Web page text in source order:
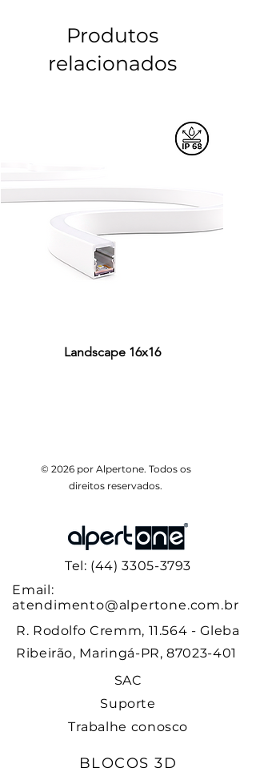
10050
CONECTOR
"V"
Produtos
relacionados
Landscape 16x16
Aquaneon 16,5x16,5
Aquaneon 21x11,5
DuaLine 240LED/M
Sequencial 120LED/M
RGB 60LED/M
Light PRO+ 240LED/M
Light PRO+ 180LED/M
Light PRO+ 120LED/M
Light PRO 240LED/M
Light PRO 180LED/M
Light PRO 120LED/M
Light 240LED/M
Light 180LED/M
Light 120LED/M
Downlight Durell - LLB-S 20W
Tel: (44) 3305-3793
Email:
atendimento@alpertone.com.br
R. Rodolfo Cremm, 11.564 - Gleba
Ribeirão, Maringá-PR, 87023-401
SAC
Suporte
Trabalhe conosco
BLOCOS 3D
© 2026 por Alpertone. Todos os
direitos reservados.